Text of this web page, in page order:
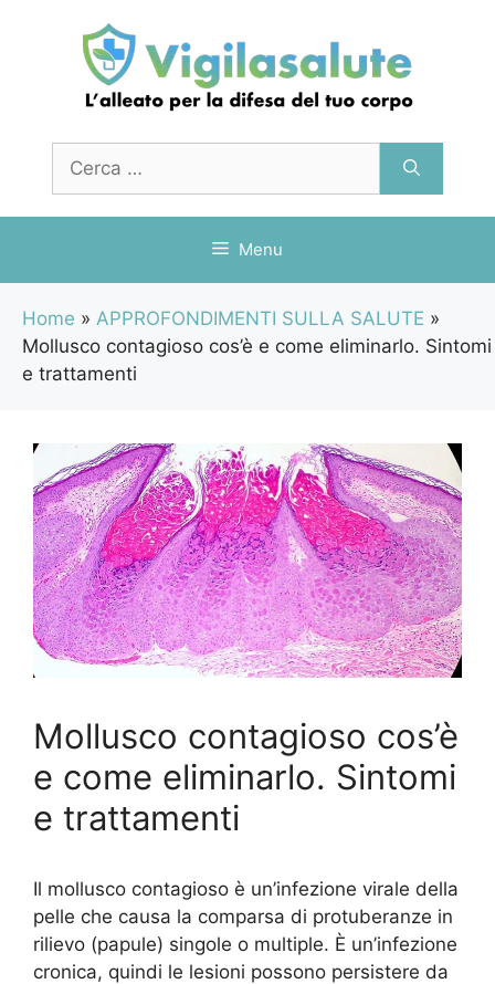
contenuto
per:
Menu
Home » APPROFONDIMENTI SULLA SALUTE »
Mollusco contagioso cos’è e come eliminarlo. Sintomi
e trattamenti
Mollusco contagioso cos’è
e come eliminarlo. Sintomi
e trattamenti
Il mollusco contagioso è un’infezione virale della
pelle che causa la comparsa di protuberanze in
rilievo (papule) singole o multiple. È un’infezione
cronica, quindi le lesioni possono persistere da